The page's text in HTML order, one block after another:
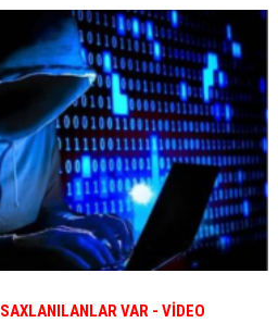
SAXLANILANLAR VAR - VİDEO